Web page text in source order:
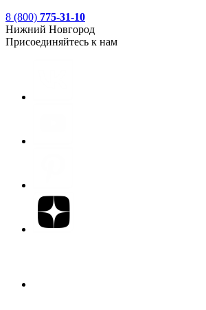
8 (800) 775-31-10
Нижний Новгород
Присоединяйтесь к нам